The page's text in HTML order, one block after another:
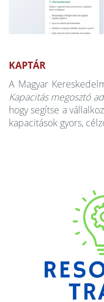
KAPTÁR
A Magyar
Kapacitás megosztó
hogy segítse a
kapacitások gyors,